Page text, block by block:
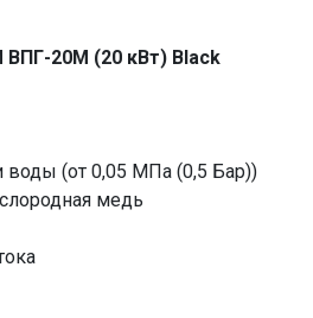
ВПГ-20М (20 кВт) Black
воды (от 0,05 МПа (0,5 Бар))
медь